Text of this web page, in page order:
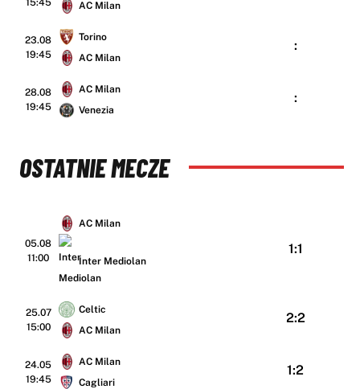
AC Milan
23.08
19:45
Torino
AC Milan
:
28.08
19:45
AC Milan
Venezia
:
OSTATNIE MECZE
05.08
11:00
AC Milan
Inter Mediolan
1:1
25.07
15:00
Celtic
AC Milan
2:2
24.05
19:45
AC Milan
Cagliari
1:2